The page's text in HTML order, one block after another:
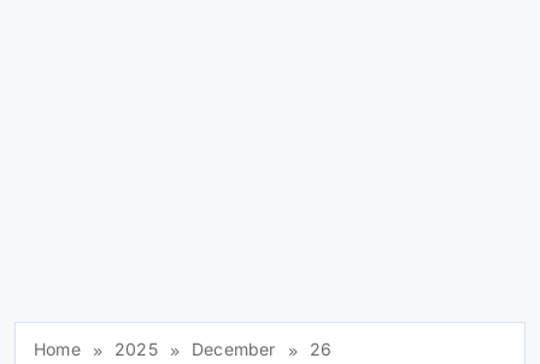
Home 2025 December
26